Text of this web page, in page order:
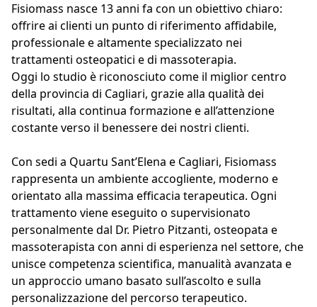
Fisiomass nasce 13 anni fa con un obiettivo chiaro:
offrire ai clienti un punto di riferimento affidabile,
professionale e altamente specializzato nei
trattamenti osteopatici e di massoterapia.
Oggi lo studio è riconosciuto come il miglior centro
della provincia di Cagliari, grazie alla qualità dei
risultati, alla continua formazione e all’attenzione
costante verso il benessere dei nostri clienti.
Con sedi a Quartu Sant’Elena e Cagliari, Fisiomass
rappresenta un ambiente accogliente, moderno e
orientato alla massima efficacia terapeutica. Ogni
trattamento viene eseguito o supervisionato
personalmente dal Dr. Pietro Pitzanti, osteopata e
massoterapista con anni di esperienza nel settore, che
unisce competenza scientifica, manualità avanzata e
un approccio umano basato sull’ascolto e sulla
personalizzazione del percorso terapeutico.